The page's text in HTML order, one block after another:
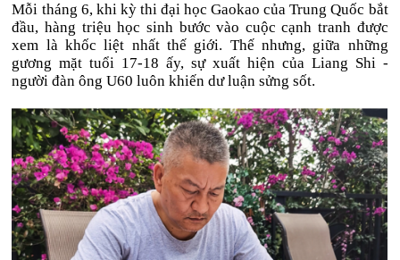
Mỗi tháng 6, khi kỳ thi đại học Gaokao của Trung Quốc bắt
đầu, hàng triệu học sinh bước vào cuộc cạnh tranh được
xem là khốc liệt nhất thế giới. Thế nhưng, giữa những
gương mặt tuổi 17-18 ấy, sự xuất hiện của Liang Shi -
người đàn ông U60 luôn khiến dư luận sửng sốt.